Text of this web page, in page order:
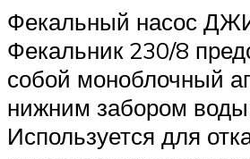
Фекальный насос
Фекальник 230/8
собой моноблочный
нижним забором
Используется для